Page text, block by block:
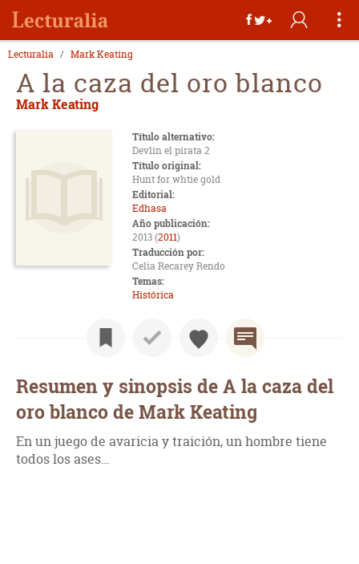
Lecturalia Mark Keating
A la caza del oro blanco
Mark Keating
Título alternativo:
Devlin el pirata 2
Título original:
Hunt for whtie gold
Editorial:
Edhasa
Año publicación:
2013 (2011)
Traducción por:
Celia Recarey Rendo
Temas:
Histórica
Resumen y sinopsis de A la caza del
oro blanco de Mark Keating
En un juego de avaricia y traición, un hombre tiene
todos los ases…